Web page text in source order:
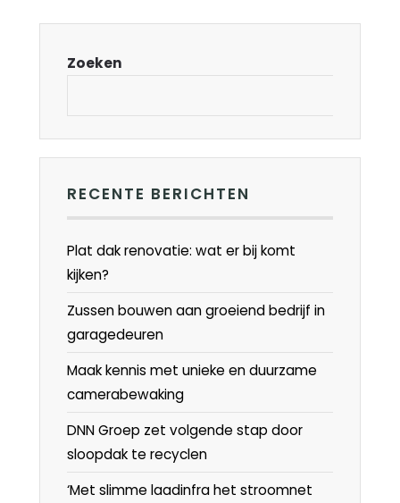
Zoeken
RECENTE BERICHTEN
Plat dak renovatie: wat er bij komt
kijken?
Zussen bouwen aan groeiend bedrijf in
garagedeuren
Maak kennis met unieke en duurzame
camerabewaking
DNN Groep zet volgende stap door
sloopdak te recyclen
‘Met slimme laadinfra het stroomnet